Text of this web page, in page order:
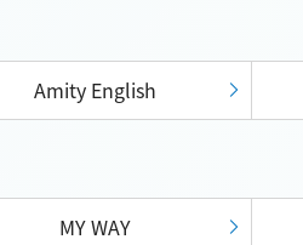
Amity English
MY WAY